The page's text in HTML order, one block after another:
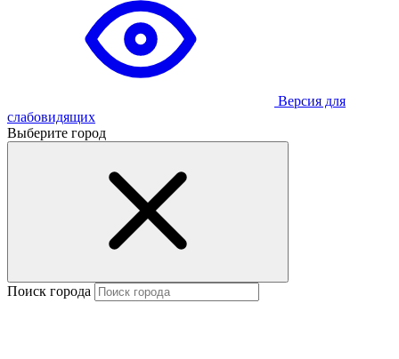
Версия для
слабовидящих
Выберите город
Поиск города